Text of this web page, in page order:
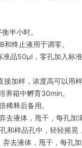
半小时。
终止液用于调零。
准品50μl，零孔加入标
加样，浓度高可以用
箱中孵育30min。
稀释后备用。
液体，甩干，每孔加
和样品孔中，轻轻摇
去液体，甩干，每孔